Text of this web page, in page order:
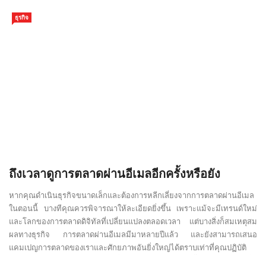
ธุรกิจ
ถึงเวลาดูการตลาดผ่านอีเมลอีกครั้งหรือยัง
หากคุณดำเนินธุรกิจขนาดเล็กและต้องการหลีกเลี่ยงจากการตลาดผ่านอีเมล
ในตอนนี้ บางทีคุณควรพิจารณาให้ละเอียดยิ่งขึ้น เพราะแม้จะมีเทรนด์ใหม่
และโลกของการตลาดดิจิทัลที่เปลี่ยนแปลงตลอดเวลา แต่บางสิ่งก็สมเหตุสม
ผลทางธุรกิจ การตลาดผ่านอีเมลมีมาหลายปีแล้ว และยังสามารถเสนอ
แคมเปญการตลาดของเราและศักยภาพอันยิ่งใหญ่ได้ตราบเท่าที่คุณปฏิบัติ